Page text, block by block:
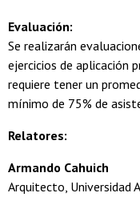
Evaluación:
Se realizarán
ejercicios de aplicación
requiere tener un
mínimo de 75% de
Relatores:
Armando Cahuich
Arquitecto, Universidad